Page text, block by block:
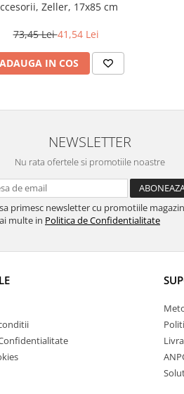
Zeller, 17x85 cm
73,45 Lei41,54 Lei
ADAUGA IN COS
NEWSLETTER
Nu rata ofertele si promotiile noastre
primesc newsletter cu promotiile
multe in Politica de Confidentialitate